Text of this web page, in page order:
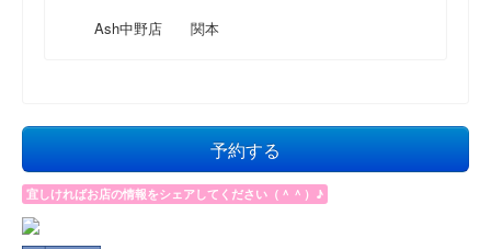
Ash中野店 関本
予約する
宜しければお店の情報をシェアしてください（＾＾）♪